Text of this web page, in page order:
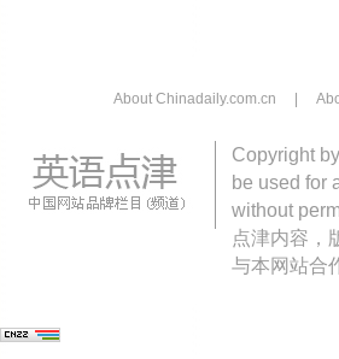
About Chinadaily.com.cn
Copyright
be used for
without
点津内容，
与本网站合